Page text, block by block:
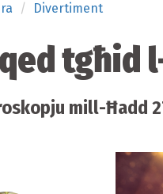
Divertiment
tgħid
mill-Ħadd